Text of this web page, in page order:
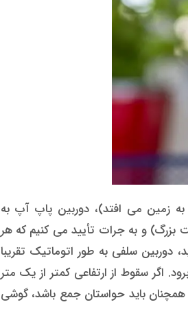
زمین می افتد)، دوربین پاپ آپ به
بزرگ) و به جرات تأیید می کنیم که هر
دوربین سلفی به طور اتوماتیک تقریبا
اگر سقوط از ارتفاعی کمتر از یک متر
باید حواستان جمع باشد، گوشی